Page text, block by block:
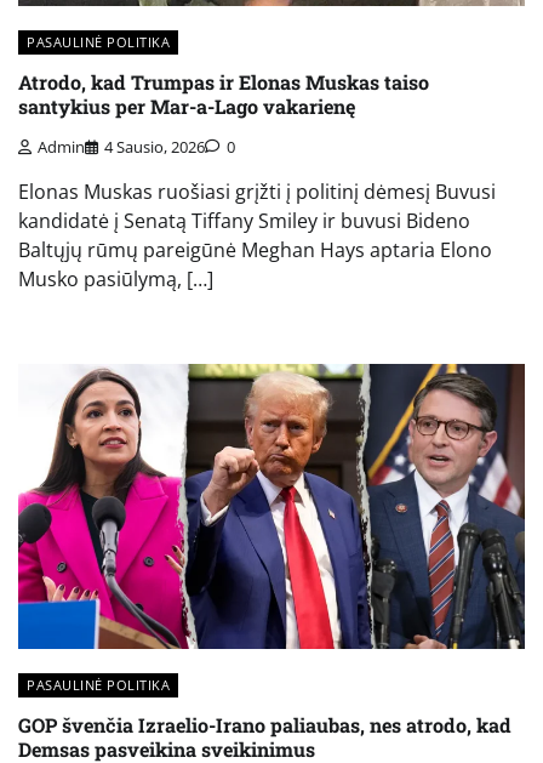
PASAULINĖ POLITIKA
Atrodo, kad Trumpas ir Elonas Muskas taiso
santykius per Mar-a-Lago vakarienę
Admin 4 Sausio, 2026 0
Elonas Muskas ruošiasi grįžti į politinį dėmesį Buvusi
kandidatė į Senatą Tiffany Smiley ir buvusi Bideno
Baltųjų rūmų pareigūnė Meghan Hays aptaria Elono
Musko pasiūlymą, […]
PASAULINĖ POLITIKA
GOP švenčia Izraelio-Irano paliaubas, nes atrodo, kad
Demsas pasveikina sveikinimus